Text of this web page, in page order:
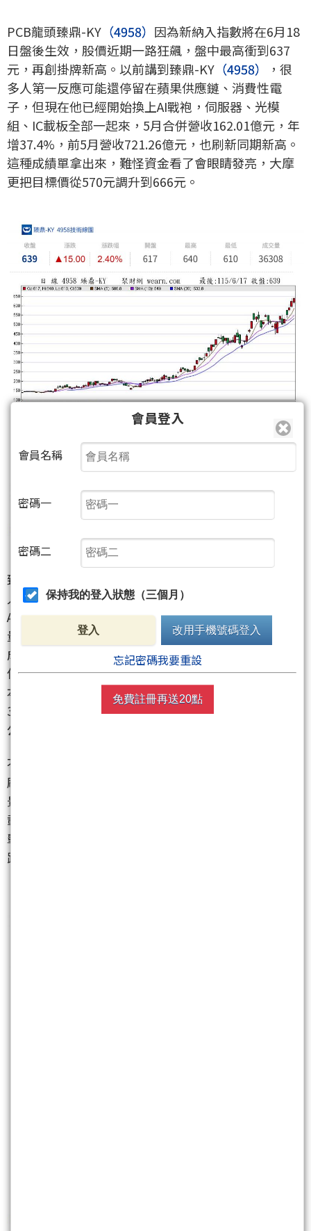
PCB龍頭臻鼎-KY （4958） 因為新納入指數將在6月18
日盤後生效，股價近期一路狂飆，盤中最高衝到637
元，再創掛牌新高。以前講到臻鼎-KY （4958）
，很
多人第一反應可能還停留在蘋果供應鏈、消費性電
子，但現在他已經開始換上AI戰袍，伺服器、光模
組、IC載板全部一起來，5月合併營收162.01億元，年
增37.4%，前5月營收721.26億元，也刷新同期新高。
這種成績單拿出來，難怪資金看了會眼睛發亮，大摩
更把目標價從570元調升到666元。
臻鼎-KY
人買單的是AI業務占比持續墊高。公司已切入GPU、
ASIC、高階光模組供應鏈，1.6T光模組產品開始放
量，3.2T也進入客戶驗證與打樣階段，目標是2027年
成為全球最大高階光模組PCB供應商。聽起來很遠，
但股市最愛的就是這種現在有業績、未來有想像的劇
本，尤其AI資料中心高速傳輸一路從800G、1.6T往
3.2T推進，PCB不再只是綠色板子，而是AI大軍的高速
公路。
不只臻鼎-KY
刷存在感。楠梓電
景碩
載板的熱度又燒旺一輪。這種走法已經不是單兵突
擊，是族群式進攻，資金從PCB、CCL、銅箔、載板一
路往外擴散，如果還只看單一個股，可能會有一種
會員登入
會員名稱
密碼一
密碼二
保持我的登入狀態（三個月）
登入 改用手機號碼登入
忘記密碼我要重設
免費註冊再送20點